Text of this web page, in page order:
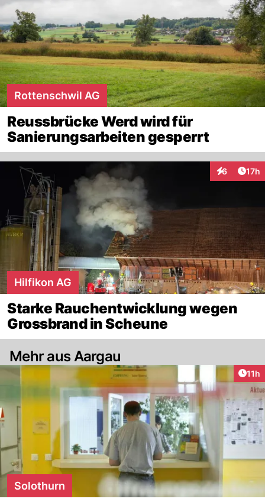
Rottenschwil AG
Reussbrücke Werd wird für
Sanierungsarbeiten gesperrt
6 17h
Hilfikon AG
Starke Rauchentwicklung wegen
Grossbrand in Scheune
Mehr aus Aargau
11h
Solothurn